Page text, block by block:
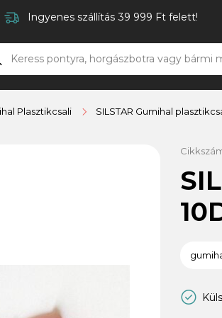
Ingyenes szállítás 39 999 Ft felett!
Plasztikcsali SILSTAR Gumihal